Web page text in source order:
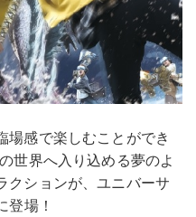
場感で楽しむことができ
世界へ入り込める夢のよ
クションが、ユニバーサ
登場！